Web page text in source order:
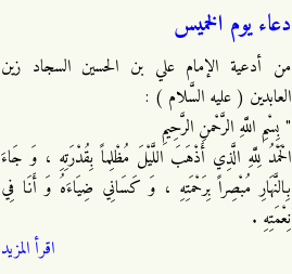
دعاء يوم الخميس
من أدعية الإمام علي بن الحسين السجاد زين
العابدين ( عليه السَّلام ) :
" بِسْمِ اللَّهِ الرَّحْمنِ الرَّحِيمِ
الْحَمْدُ لِلَّهِ الَّذِي أَذْهَبَ اللَّيْلَ مُظْلِماً بِقُدْرَتِهِ ، وَ جَاءَ
بِالنَّهَارِ مُبْصِراً بِرَحْمَتِهِ ، وَ كَسَانِي ضِيَاءَهُ وَ أَنَا فِي
نِعْمَتِهِ .
اقرأ المزيد